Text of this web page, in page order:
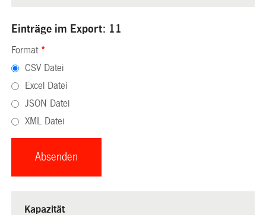
Einträge im Export: 11
Format *
CSV Datei
Excel Datei
JSON Datei
XML Datei
Kapazität